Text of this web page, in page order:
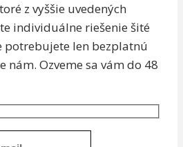
z vyššie uvedených
individuálne riešenie šité
len bezplatnú
nám. Ozveme sa vám do 48